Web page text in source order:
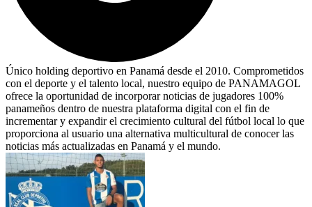
Único holding deportivo en Panamá desde el 2010. Comprometidos
con el deporte y el talento local, nuestro equipo de PANAMAGOL
ofrece la oportunidad de incorporar noticias de jugadores 100%
panameños dentro de nuestra plataforma digital con el fin de
incrementar y expandir el crecimiento cultural del fútbol local lo que
proporciona al usuario una alternativa multicultural de conocer las
noticias más actualizadas en Panamá y el mundo.